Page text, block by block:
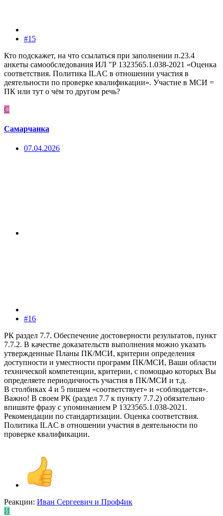
#15
Кто подскажет, на что ссылаться при заполнении п.23.4
анкеты самообследования ИЛ "Р 1323565.1.038-2021 «Оценка
соответствия. Политика ILAC в отношении участия в
деятельности по проверке квалификации». Участие в МСИ =
ПК или тут о чём то другом речь?
С
Самарчанка
07.04.2026
#16
РК раздел 7.7. Обеспечение достоверности результатов, пункт
7.7.2. В качестве доказательств выполнения можно указать
утвержденные Планы ПК/МСИ, критерии определения
доступности и уместности программ ПК/МСИ, Ваши области
технической компетенции, критерии, с помощью которых Вы
определяете периодичность участия в ПК/МСИ и т.д.
В столбиках 4 и 5 пишем «соответствует» и «соблюдается».
Важно! В своем РК (раздел 7.7 к пункту 7.7.2) обязательно
впишите фразу с упоминанием Р 1323565.1.038-2021.
Рекомендации по стандартизации. Оценка соответствия.
Политика ILAC в отношении участия в деятельности по
проверке квалификации.
Реакции: Иван Сергеевич и Проф4ик
И